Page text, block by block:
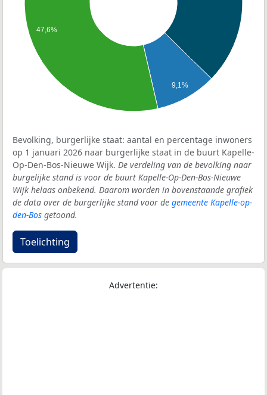
9,1%
47,6%
Bevolking, burgerlijke staat: aantal en percentage inwoners
op 1 januari 2026 naar burgerlijke staat in de buurt Kapelle-
Op-Den-Bos-Nieuwe Wijk. De verdeling van de bevolking naar
burgelijke stand is voor de buurt Kapelle-Op-Den-Bos-Nieuwe
Wijk helaas onbekend. Daarom worden in bovenstaande grafiek
de data over de burgerlijke stand voor de gemeente Kapelle-op-
den-Bos getoond.
Toelichting
Advertentie: